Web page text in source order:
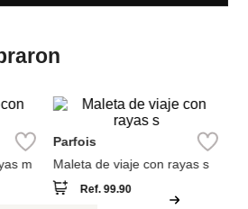
m
Parfois
Maleta de viaje con rayas s
Ref. 99.90